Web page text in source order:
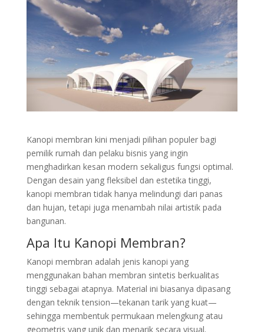
Kanopi membran kini menjadi pilihan populer bagi
pemilik rumah dan pelaku bisnis yang ingin
menghadirkan kesan modern sekaligus fungsi optimal.
Dengan desain yang fleksibel dan estetika tinggi,
kanopi membran tidak hanya melindungi dari panas
dan hujan, tetapi juga menambah nilai artistik pada
bangunan.
Apa Itu Kanopi Membran?
Kanopi membran adalah jenis kanopi yang
menggunakan bahan membran sintetis berkualitas
tinggi sebagai atapnya. Material ini biasanya dipasang
dengan teknik tension—tekanan tarik yang kuat—
sehingga membentuk permukaan melengkung atau
geometris yang unik dan menarik secara visual.